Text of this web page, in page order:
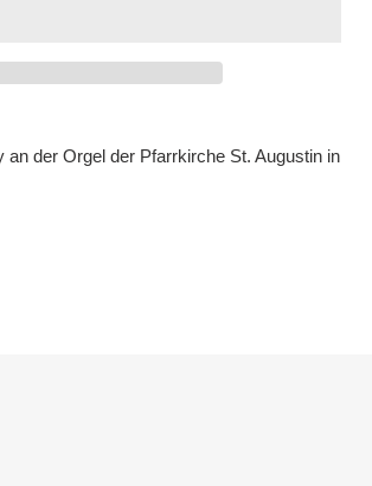
an der Orgel der Pfarrkirche St. Augustin in